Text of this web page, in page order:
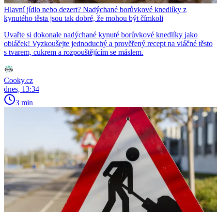
Hlavní jídlo nebo dezert? Nadýchané borůvkové knedlíky z
kynutého těsta jsou tak dobré, že mohou být čímkoli
Uvařte si dokonale nadýchané kynuté borůvkové knedlíky jako
obláček! Vyzkoušejte jednoduchý a prověřený recept na vláčné těsto
s tvarem, cukrem a rozpouštějícím se máslem.
Cooky.cz
dnes, 13:34
3 min